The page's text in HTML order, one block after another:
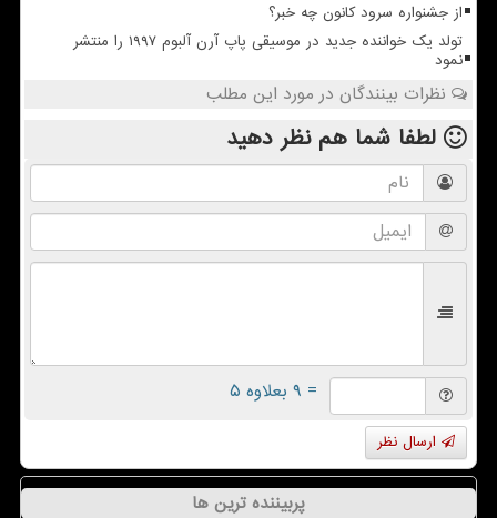
از جشنواره سرود کانون چه خبر؟
تولد یک خواننده جدید در موسیقی پاپ آرن آلبوم ۱۹۹۷ را منتشر
نمود
نظرات بینندگان در مورد این مطلب
لطفا شما همنظر دهید
= ۹ بعلاوه ۵
ارسال نظر
پربیننده ترین ها